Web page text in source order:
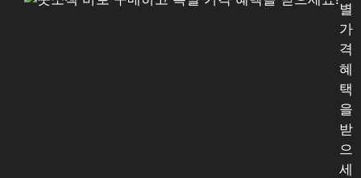
별
가
격
혜
택
을
받
으
세